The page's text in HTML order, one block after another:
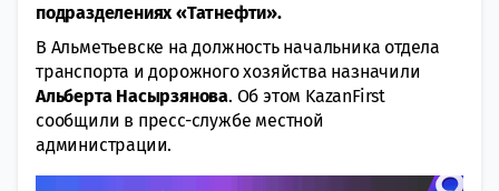
подразделениях «Татнефти».
В Альметьевске на должность начальника отдела
транспорта и дорожного хозяйства назначили
Альберта Насырзянова. Об этом KazanFirst
сообщили в пресс-службе местной
администрации.